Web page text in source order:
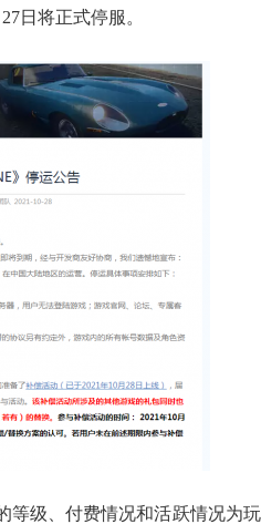
日将正式停服。
级、付费情况和活跃情况为